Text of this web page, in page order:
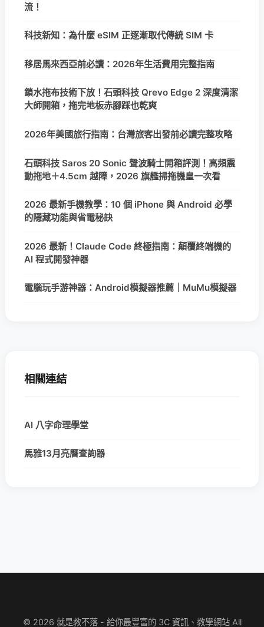
流！
科技新知：為什麼 eSIM 正逐漸取代傳統 SIM 卡
移居馬來西亞前必讀：2026年生活費用完整指南
鎖水拖布技術下放！石頭科技 Qrevo Edge 2 深度清潔
大師開箱，拖完地板赤腳踩也乾爽
2026年美國旅行指南：台灣旅客出發前必讀完整攻略
石頭科技 Saros 20 Sonic 聲波騎士開箱評測！高頻震
動拖地＋4.5cm 越障，2026 旗艦掃拖機皇一次看
2026 最新手機教學：10 個 iPhone 與 Android 必學
的隱藏功能與省電秘訣
2026 最新！Claude Code 終極指南：顛覆終端機的
AI 程式開發神器
電腦玩手游神器：Android模擬器推薦｜MuMu模擬器
相關連結
AI 八字命理學堂
馬雅13月亮曆查詢器
© 2026 就是教不落 - 給你最豐富的 3C 資訊、教學網站 All